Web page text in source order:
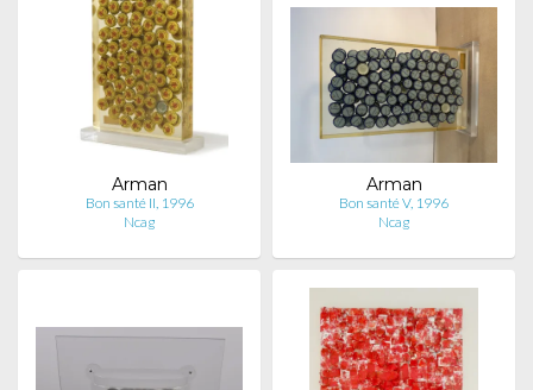
Arman
Bon santé II, 1996
Ncag
Arman
Bon santé V, 1996
Ncag